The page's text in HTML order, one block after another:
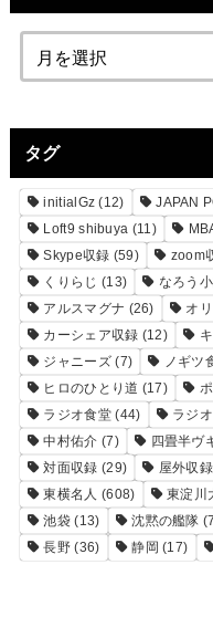
タグ
initialGz (12) JAPAN
Loft9 shibuya (11)
Skype収録 (59) zoom
くりらじ (13) なろう
アルスマグナ (26) オ
カーシェア収録 (12)
ジャニーズ(7) ノギツ
ヒロのひとり道 (17)
ラジオ食堂(44) ラジ
中村佑介 (7) 四畳半ヴ
対面収録 (29) 屋外収録
東横名人 (608) 東淀川
池袋 (13) 沈黙の艦隊
長野 (36) 静岡 (17)